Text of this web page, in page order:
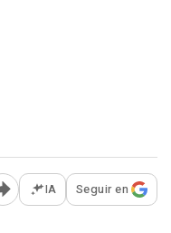
Abrir opciones para
IA Seguir en